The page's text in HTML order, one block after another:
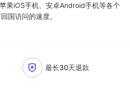
果iOS手机、安卓Android手机等各个
国访问的速度。
最长30天退款